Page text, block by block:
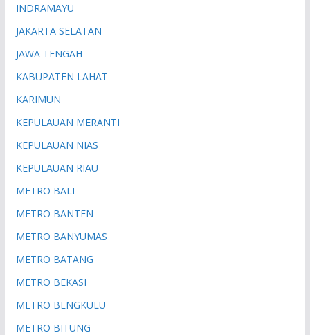
INDRAMAYU
JAKARTA SELATAN
JAWA TENGAH
KABUPATEN LAHAT
KARIMUN
KEPULAUAN MERANTI
KEPULAUAN NIAS
KEPULAUAN RIAU
METRO BALI
METRO BANTEN
METRO BANYUMAS
METRO BATANG
METRO BEKASI
METRO BENGKULU
METRO BITUNG